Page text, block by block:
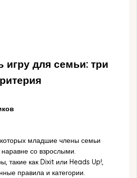
игру для семьи: три
младшие члены семьи
наравне со взрослыми.
такие как Dixit или Heads Up!,
правила и категории.